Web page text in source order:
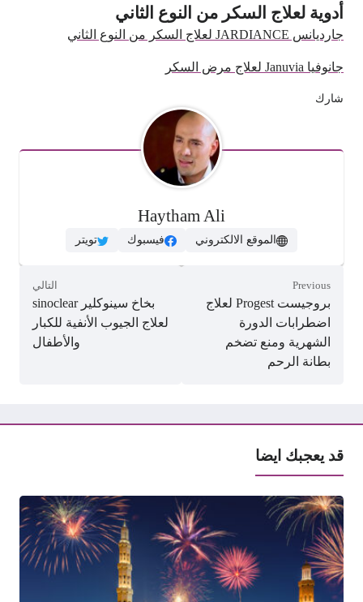
أدوية لعلاج السكر من النوع الثاني
جارديانس JARDIANCE لعلاج السكر من النوع الثاني
جانوفيا Januvia لعلاج مرض السكر
شارك
Haytham Ali
الموقع الالكتروني فيسبوك تويتر
Previous
بروجيست Progest لعلاج
اضطرابات الدورة
الشهرية ومنع تضخم
بطانة الرحم
التالي
بخاخ سينوكلير sinoclear
لعلاج الجيوب الأنفية للكبار
والأطفال
قد يعجبك ايضا